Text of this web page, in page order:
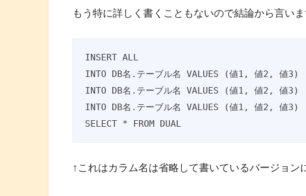
もう特に詳しく書くこともないので結論から言いま
INSERT ALL
INTO DB名.テーブル名 VALUES (値1, 値2, 値3)
INTO DB名.テーブル名 VALUES (値1, 値2, 値3)
INTO DB名.テーブル名 VALUES (値1, 値2, 値3)
SELECT * FROM DUAL
↑これはカラム名は省略して書いているバージョン